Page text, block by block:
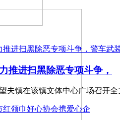
推进扫黑除恶专项斗争，
夫镇在该镇文体中心广场召开